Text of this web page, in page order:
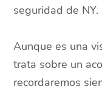
seguridad de NY.
Aunque es una
trata sobre un
recordaremos